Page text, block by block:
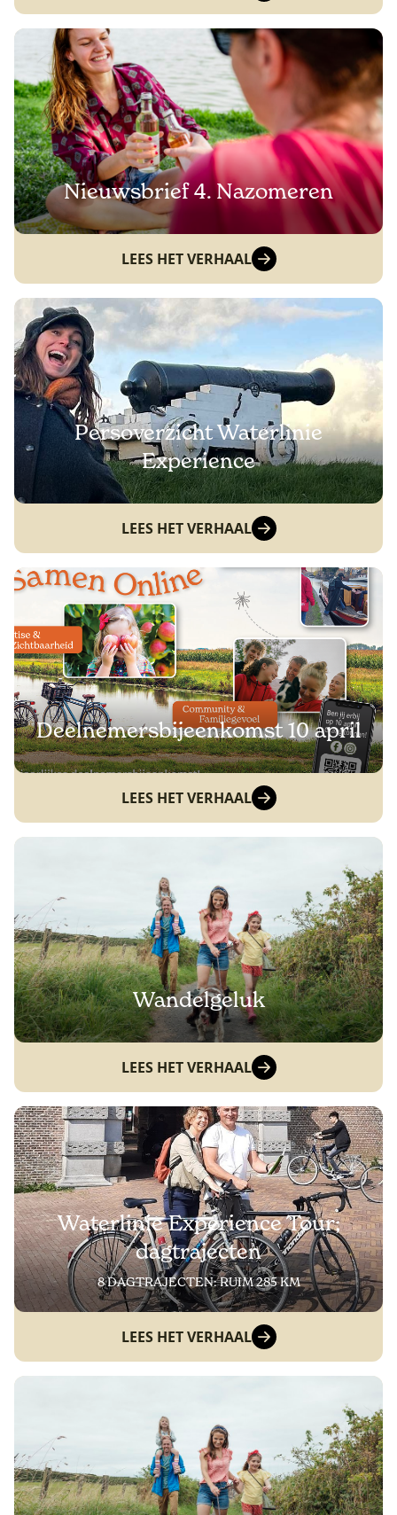
Nieuwsbrief 4. Nazomeren
LEES HET VERHAAL
Persoverzicht Waterlinie
Experience
LEES HET VERHAAL
Deelnemersbijeenkomst 10 april
LEES HET VERHAAL
Wandelgeluk
LEES HET VERHAAL
Waterlinie Experience Tour;
dagtrajecten
8 DAGTRAJECTEN: RUIM 285 KM
LEES HET VERHAAL